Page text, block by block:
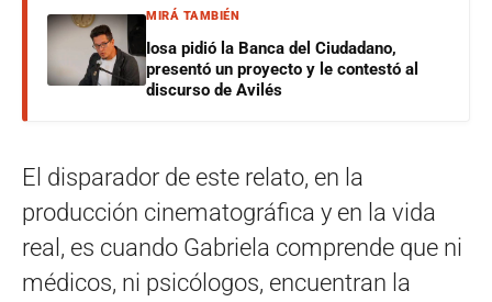
MIRÁ TAMBIÉN
Iosa pidió la Banca del Ciudadano,
presentó un proyecto y le contestó al
discurso de Avilés
El disparador de este relato, en la
producción cinematográfica y en la vida
real, es cuando Gabriela comprende que ni
médicos, ni psicólogos, encuentran la